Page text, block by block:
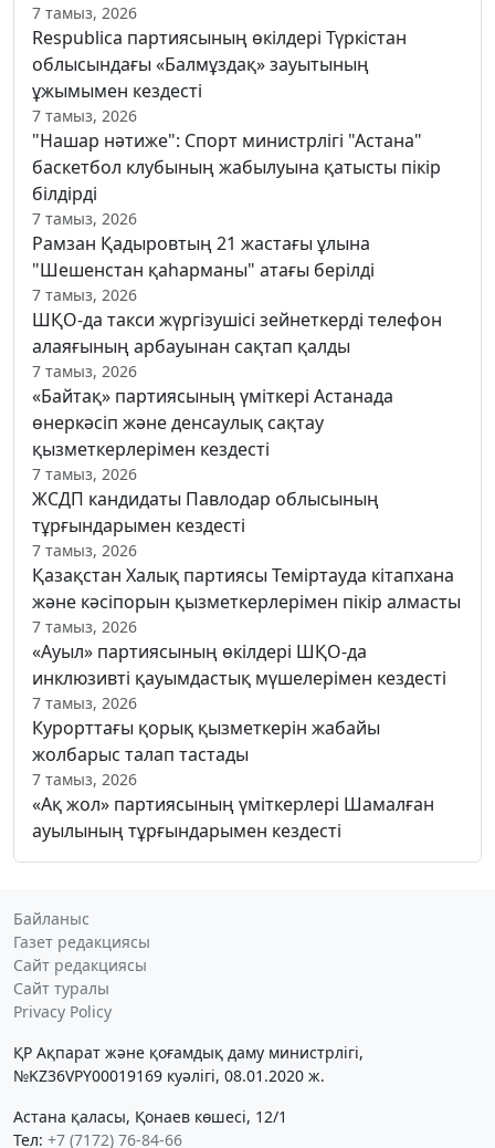
7 тамыз, 2026
Respublica партиясының өкілдері Түркістан
облысындағы «Балмұздақ» зауытының
ұжымымен кездесті
7 тамыз, 2026
"Нашар нәтиже": Спорт министрлігі "Астана"
баскетбол клубының жабылуына қатысты пікір
білдірді
7 тамыз, 2026
Рамзан Қадыровтың 21 жастағы ұлына
"Шешенстан қаһарманы" атағы берілді
7 тамыз, 2026
ШҚО-да такси жүргізушісі зейнеткерді телефон
алаяғының арбауынан сақтап қалды
7 тамыз, 2026
«Байтақ» партиясының үміткері Астанада
өнеркәсіп және денсаулық сақтау
қызметкерлерімен кездесті
7 тамыз, 2026
ЖСДП кандидаты Павлодар облысының
тұрғындарымен кездесті
7 тамыз, 2026
Қазақстан Халық партиясы Теміртауда кітапхана
және кәсіпорын қызметкерлерімен пікір алмасты
7 тамыз, 2026
«Ауыл» партиясының өкілдері ШҚО-да
инклюзивті қауымдастық мүшелерімен кездесті
7 тамыз, 2026
Курорттағы қорық қызметкерін жабайы
жолбарыс талап тастады
7 тамыз, 2026
«Ақ жол» партиясының үміткерлері Шамалған
ауылының тұрғындарымен кездесті
Байланыс
Газет редакциясы
Сайт редакциясы
Сайт туралы
Privacy Policy
ҚР Ақпарат және қоғамдық даму министрлігі,
№KZ36VPY00019169 куәлігі, 08.01.2020 ж.
Астана қаласы, Қонаев көшесі, 12/1
Тел: +7 (7172) 76-84-66